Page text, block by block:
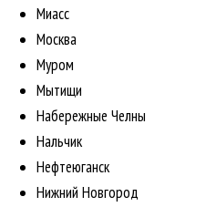
Миасс
Москва
Муром
Мытищи
Набережные Челны
Нальчик
Нефтеюганск
Нижний Новгород